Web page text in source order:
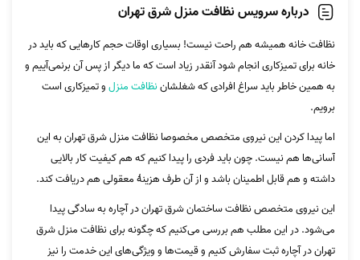
درباره سرویس نظافت منزل شرق تهران
نظافت خانه همیشه هم راحت نیست! بسیاری اوقات حجم کارهایی که باید در
خانه برای تمیزکاری انجام شود آنقدر زیاد است که ما دیگر از پس آن برنمی‌آییم و
به همین خاطر باید سراغ افرادی که شغلشاننظافت منزلو تمیزکاری است
برویم.
اما پیدا کردن این نیروی متخصص مخصوصا نظافت منزل شرق تهران به این
آسانی‌ها هم نیست. چون باید فردی را پیدا کنیم که هم کیفیت کار بالایی
داشته و هم قابل اطمینان باشد و از آن طرف هزینۀ معقولی هم دریافت کند.
این نیروی متخصص نظافت ساختمان شرق تهران در آچاره به سادگی پیدا
می‌شود. در این مطلب هم بررسی می‌کنیم که چگونه برای نظافت منزل شرق
تهران در آچاره ثبت سفارش کنیم و قیمت‌ها و ویژگی‌های این خدمت را نیز